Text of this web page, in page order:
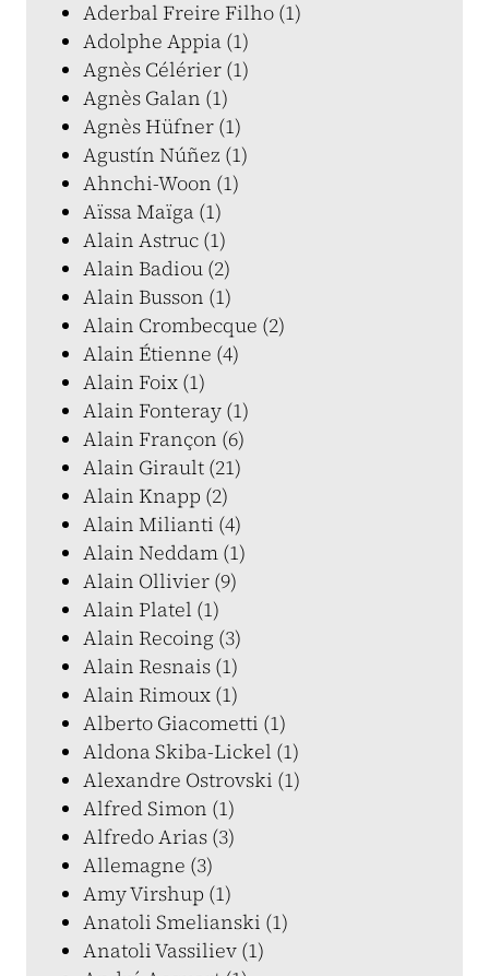
Aderbal Freire Filho (1)
Adolphe Appia (1)
Agnès Célérier (1)
Agnès Galan (1)
Agnès Hüfner (1)
Agustín Núñez (1)
Ahnchi-Woon (1)
Aïssa Maïga (1)
Alain Astruc (1)
Alain Badiou (2)
Alain Busson (1)
Alain Crombecque (2)
Alain Étienne (4)
Alain Foix (1)
Alain Fonteray (1)
Alain Françon (6)
Alain Girault (21)
Alain Knapp (2)
Alain Milianti (4)
Alain Neddam (1)
Alain Ollivier (9)
Alain Platel (1)
Alain Recoing (3)
Alain Resnais (1)
Alain Rimoux (1)
Alberto Giacometti (1)
Aldona Skiba-Lickel (1)
Alexandre Ostrovski (1)
Alfred Simon (1)
Alfredo Arias (3)
Allemagne (3)
Amy Virshup (1)
Anatoli Smelianski (1)
Anatoli Vassiliev (1)